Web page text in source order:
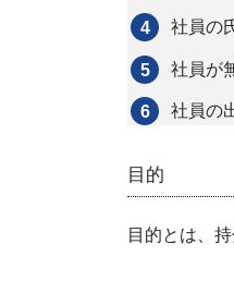
社員の
社員が
社員の
目的
目的とは、